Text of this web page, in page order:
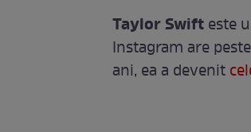
Taylor Swifteste
Instagram are
ani, ea a devenit